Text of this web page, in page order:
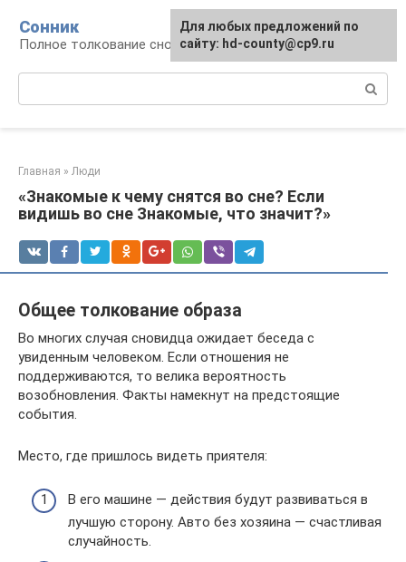
контенту
Сонник
Полное толкование снов
Главная » Люди
«Знакомые к чему снятся во сне? Если
видишь во сне Знакомые, что значит?»
Общее толкование образа
Во многих случая сновидца ожидает беседа с
увиденным человеком. Если отношения не
поддерживаются, то велика вероятность
возобновления. Факты намекнут на предстоящие
события.
Место, где пришлось видеть приятеля:
В его машине — действия будут развиваться в
лучшую сторону. Авто без хозяина — счастливая
случайность.
Для любых предложений по
сайту: hd-county@cp9.ru